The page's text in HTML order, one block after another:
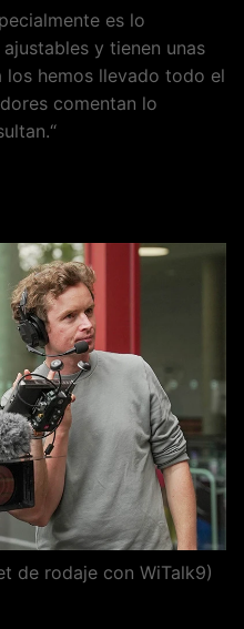
es lo
y tienen unas
los hemos llevado todo el
comentan lo
de rodaje con WiTalk9)